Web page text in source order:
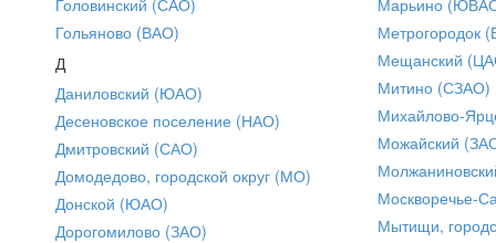
Гольяново (ВАО)
Д
Даниловский (ЮАО)
Десеновское поселение (НАО)
Дмитровский (САО)
Домодедово, городской округ (МО)
Донской (ЮАО)
Дорогомилово (ЗАО)
Метрогородок
Мещанский
Митино (СЗАО)
Михайлово-
Можайский
Москворечье-
Мытищи,